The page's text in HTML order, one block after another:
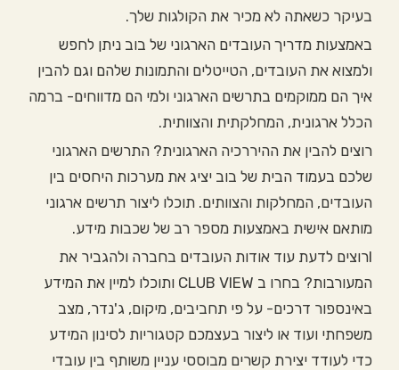
בעיקר כשאתה לא מכיר את הקולגות שלך.
באמצעות מדריך העובדים הארגוני של בוב ניתן לחפש
ולמצוא את העובדים, הטייטלים והתמונות שלהם וגם להבין
איך הם ממוקמים בתרשים הארגוני ולמי הם מדווחים- ברמה
הכלל ארגונית, המחלקתית והצוותית.
רוצים להבין את ההיררכיה הארגונית? התרשים הארגוני
שלכם בעמוד הבית של בוב יציג את מערכות היחסים בין
העובדים, המחלקות והצוותים. תוכלו ליצור תרשים ארגוני
מותאם אישית באמצעות מספר רב של שכבות מידע.
Iרוצים לדעת עוד אודות העובדים בחברה ולהגביר את
המעורבות? בחרו ב CLUB VIEW ותוכלו למיין את המידע
באינספור דרכים- על פי תחביבים, מיקום, ג'נדר, מצב
משפחתי ועוד או ליצור בעצמכם קטגוריות לסינון המידע
כדי לעודד יצירת קשרים מבוססי עניין משותף בין עובדי